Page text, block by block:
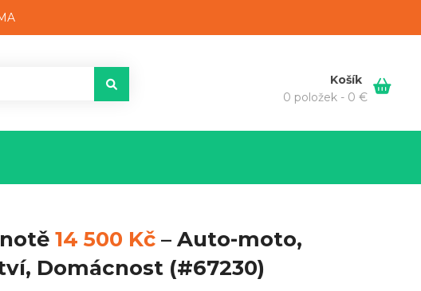
Košík
0 položek - 0 €
14 500 Kč– Auto-moto,
Domácnost(#67230)